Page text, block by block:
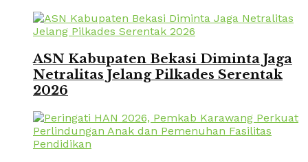
ASN Kabupaten Bekasi Diminta Jaga
Netralitas Jelang Pilkades Serentak
2026